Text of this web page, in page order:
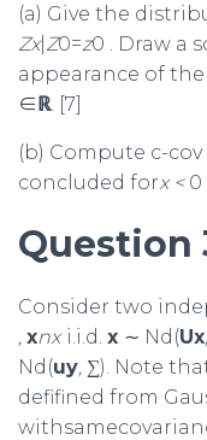
(a) Give the
Zx| Z0=z0 . Draw a
appearance of
∈ℝ. [7]
(b) Compute c-cov
concluded forx < 0
Question
Consider two
, xnx i.i.d. x ∼ Nd(Ux
Nd(uy, ∑). Note
defifined from